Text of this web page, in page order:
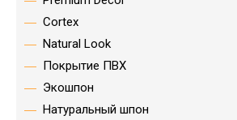
Cortex
Natural Look
Покрытие ПВХ
Экошпон
Натуральный шпон